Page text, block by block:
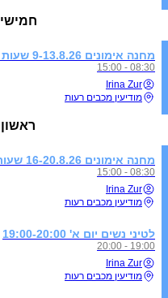
חמישי
מחנה אימונים 9-13.8.26 שעות 8:30-15:00
08:30 - 15:00
Irina Zur
מודיעין מכבים רעות
ראשון
מחנה אימונים 16-20.8.26 שעות 8:30-15:00
08:30 - 15:00
Irina Zur
מודיעין מכבים רעות
לטיני נשים יום א' 19:00-20:00
19:00 - 20:00
Irina Zur
מודיעין מכבים רעות